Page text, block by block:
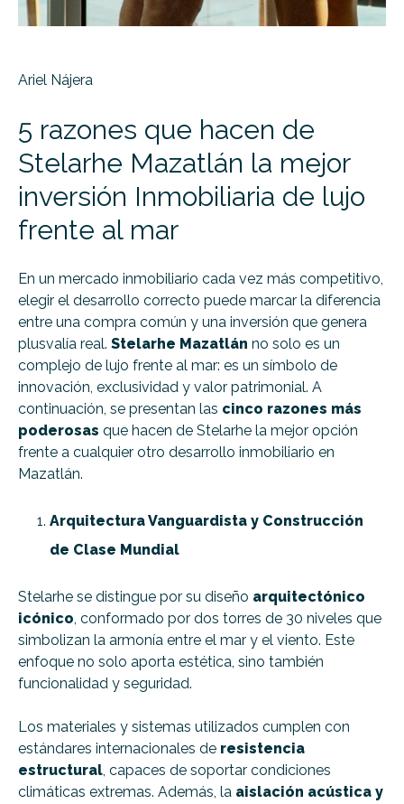
Ariel Nájera
5 razones que hacen de
Stelarhe Mazatlán la mejor
inversión Inmobiliaria de lujo
frente al mar
En un mercado inmobiliario cada vez más competitivo,
elegir el desarrollo correcto puede marcar la diferencia
entre una compra común y una inversión que genera
plusvalía real. Stelarhe Mazatlán no solo es un
complejo de lujo frente al mar: es un símbolo de
innovación, exclusividad y valor patrimonial. A
continuación, se presentan las cinco razones más
poderosas que hacen de Stelarhe la mejor opción
frente a cualquier otro desarrollo inmobiliario en
Mazatlán.
Arquitectura Vanguardista y Construcción
de Clase Mundial
Stelarhe se distingue por su diseño arquitectónico
icónico, conformado por dos torres de 30 niveles que
simbolizan la armonía entre el mar y el viento. Este
enfoque no solo aporta estética, sino también
funcionalidad y seguridad.
Los materiales y sistemas utilizados cumplen con
estándares internacionales de resistencia
estructural, capaces de soportar condiciones
climáticas extremas. Además, la aislación acústica y